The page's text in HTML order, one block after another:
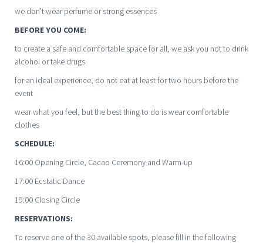
we don’t wear perfume or strong essences
BEFORE YOU COME:
to create a safe and comfortable space for all, we ask you not to drink
alcohol or take drugs
for an ideal experience, do not eat at least for two hours before the
event
wear what you feel, but the best thing to do is wear comfortable
clothes
SCHEDULE:
16:00 Opening Circle, Cacao Ceremony and Warm-up
17:00 Ecstatic Dance
19:00 Closing Circle
RESERVATIONS:
To reserve one of the 30 available spots, please fill in the following